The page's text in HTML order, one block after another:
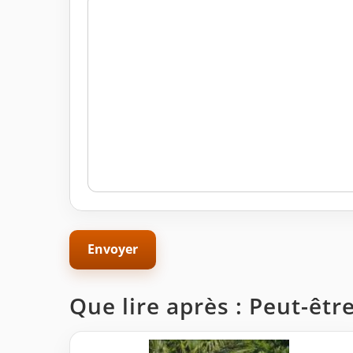
Que lire après : Peut-